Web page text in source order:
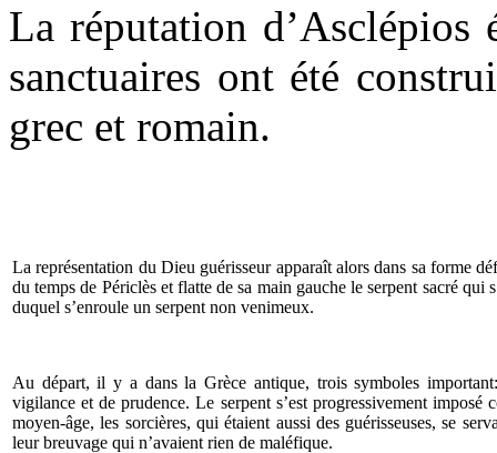
La réputation d’Asclépios
sanctuaires ont été
grec et romain.
La représentation du Dieu guérisseur apparaît alors dans sa forme
du temps de Périclès et flatte de sa main gauche le serpent sacré
duquel s’enroule un serpent non venimeux.
Au départ, il y a dans la Grèce antique, trois symboles
vigilance et de prudence. Le serpent s’est progressivement
moyen-âge, les sorcières, qui étaient aussi des guérisseuses, se
leur breuvage qui n’avaient rien de maléfique.